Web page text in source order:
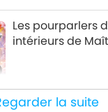
Bouddha, Grand
pas qu’un
1/10
la suite
Les pourparlers
intérieurs de
2026-